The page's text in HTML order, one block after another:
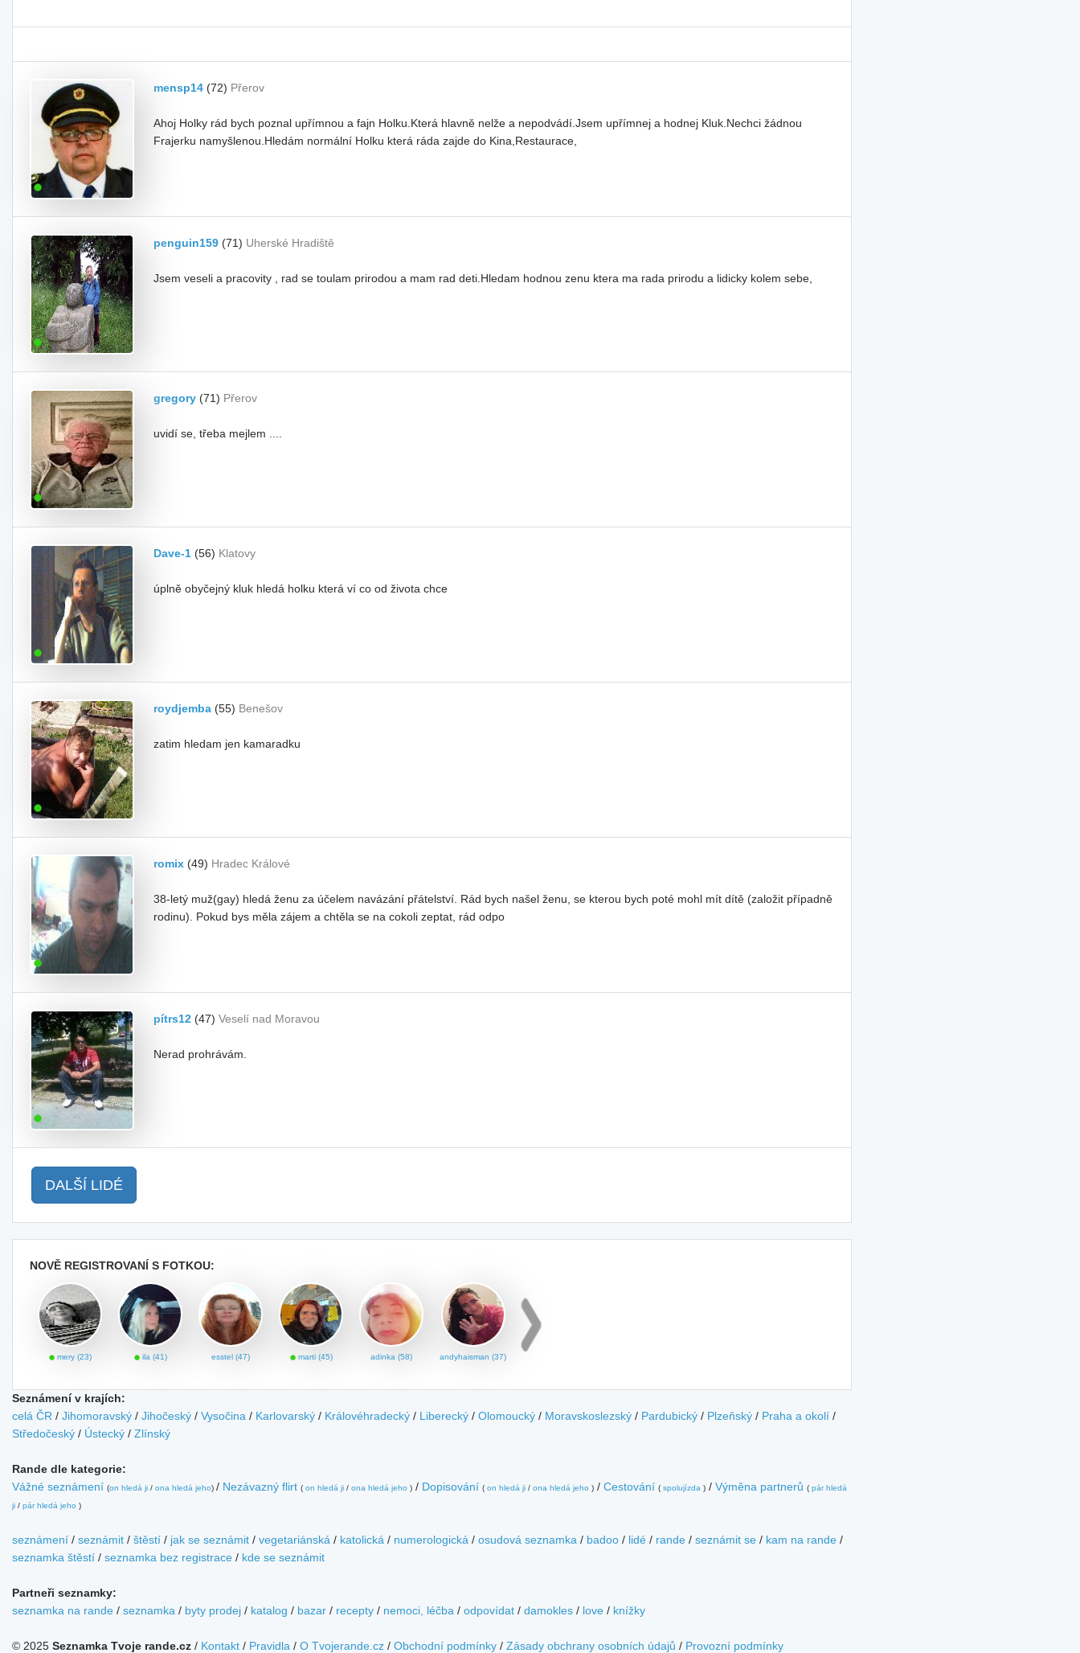
mensp14 (72) Přerov
Ahoj Holky rád bych poznal upřímnou a fajn Holku.Která hlavně nelže a nepodvádí.Jsem upřímnej a hodnej Kluk.Nechci žádnou
Frajerku namyšlenou.Hledám normální Holku která ráda zajde do Kina,Restaurace,
penguin159 (71) Uherské Hradiště
Jsem veseli a pracovity , rad se toulam prirodou a mam rad deti.Hledam hodnou zenu ktera ma rada prirodu a lidicky kolem sebe,
gregory (71) Přerov
uvidí se, třeba mejlem ....
Dave-1 (56) Klatovy
úplně obyčejný kluk hledá holku která ví co od života chce
roydjemba (55) Benešov
zatim hledam jen kamaradku
romix (49) Hradec Králové
38-letý muž(gay) hledá ženu za účelem navázání přátelství. Rád bych našel ženu, se kterou bych poté mohl mít dítě (založit případně
rodinu). Pokud bys měla zájem a chtěla se na cokoli zeptat, rád odpo
pítrs12 (47) Veselí nad Moravou
Nerad prohrávám.
DALŠÍ LIDÉ
NOVĚ REGISTROVANÍ S FOTKOU:
mery (23) ila (41) esstel (47) marti (45) adinka (58) andyhaisman (37)
Seznámení v krajích:
celá ČR / Jihomoravský / Jihočeský / Vysočina / Karlovarský / Královéhradecký / Liberecký / Olomoucký / Moravskoslezský / Pardubický / Plzeňský / Praha a okolí /
Středočeský / Ústecký / Zlínský
Rande dle kategorie:
Vážné seznámení (on hledá ji / ona hledá jeho) / Nezávazný flirt ( on hledá ji / ona hledá jeho ) / Dopisování ( on hledá ji / ona hledá jeho ) / Cestování ( spolujízda ) / Výměna partnerů ( pár hledá
ji / pár hledá jeho )
seznámení / seznámit / štěstí / jak se seznámit / vegetariánská / katolická / numerologická / osudová seznamka / badoo / lidé / rande / seznámit se / kam na rande /
seznamka štěstí / seznamka bez registrace / kde se seznámit
Partneři seznamky:
seznamka na rande / seznamka / byty prodej / katalog / bazar / recepty / nemoci, léčba / odpovídat / damokles / love / knížky
© 2025 Seznamka Tvoje rande.cz / Kontakt / Pravidla / O Tvojerande.cz / Obchodní podmínky / Zásady obchrany osobních údajů / Provozní podmínky